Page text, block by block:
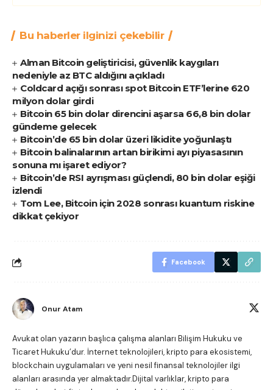
Bu haberler ilginizi çekebilir
Alman Bitcoin geliştiricisi, güvenlik kaygıları
nedeniyle az BTC aldığını açıkladı
Coldcard açığı sonrası spot Bitcoin ETF’lerine 620
milyon dolar girdi
Bitcoin 65 bin dolar direncini aşarsa 66,8 bin dolar
gündeme gelecek
Bitcoin’de 65 bin dolar üzeri likidite yoğunlaştı
Bitcoin balinalarının artan birikimi ayı piyasasının
sonuna mı işaret ediyor?
Bitcoin’de RSI ayrışması güçlendi, 80 bin dolar eşiği
izlendi
Tom Lee, Bitcoin için 2028 sonrası kuantum riskine
dikkat çekiyor
Facebook
Onur Atam
Avukat olan yazarın başlıca çalışma alanları Bilişim Hukuku ve
Ticaret Hukuku’dur. İnternet teknolojileri, kripto para ekosistemi,
blockchain uygulamaları ve yeni nesil finansal teknolojiler ilgi
alanları arasında yer almaktadır.Dijital varlıklar, kripto para